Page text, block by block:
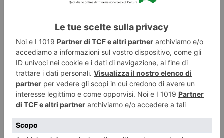
Caro direttore, siamo lieti di comunicare
che, dopo mesi di forzata inattività sul
campo, dovuta alle misure contenitive
della pandemia Covid -19, siamo pronti a
riprendere le attività sociali e ad andare
insieme in montagna.
Per il momento ci limitiamo alle gite escursionistiche e
cicloescursionistiche, in quanto meglio gestibili sotto il